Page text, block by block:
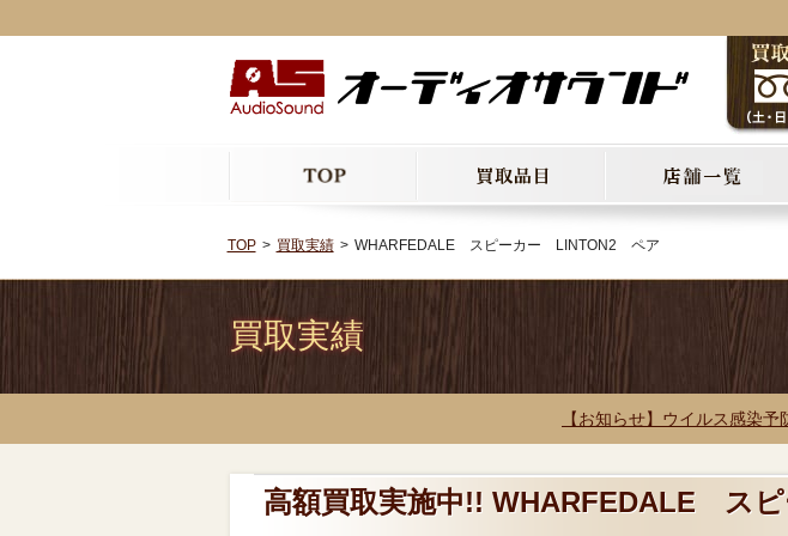
TOP 買取実績 WHARFEDALE スピーカー LINTON2 ペア
買取実績
【お知らせ】ウイルス感染
高額買取実施中!! WHARFEDALE ス